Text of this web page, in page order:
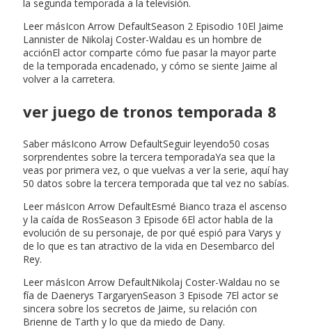
la segunda temporada a la televisión.
Leer másIcon Arrow DefaultSeason 2 Episodio 10El Jaime
Lannister de Nikolaj Coster-Waldau es un hombre de
acciónEl actor comparte cómo fue pasar la mayor parte
de la temporada encadenado, y cómo se siente Jaime al
volver a la carretera.
ver juego de tronos temporada 8
Saber másIcono Arrow DefaultSeguir leyendo50 cosas
sorprendentes sobre la tercera temporadaYa sea que la
veas por primera vez, o que vuelvas a ver la serie, aquí hay
50 datos sobre la tercera temporada que tal vez no sabías.
Leer másIcon Arrow DefaultEsmé Bianco traza el ascenso
y la caída de RosSeason 3 Episode 6El actor habla de la
evolución de su personaje, de por qué espió para Varys y
de lo que es tan atractivo de la vida en Desembarco del
Rey.
Leer másIcon Arrow DefaultNikolaj Coster-Waldau no se
fía de Daenerys TargaryenSeason 3 Episode 7El actor se
sincera sobre los secretos de Jaime, su relación con
Brienne de Tarth y lo que da miedo de Dany.